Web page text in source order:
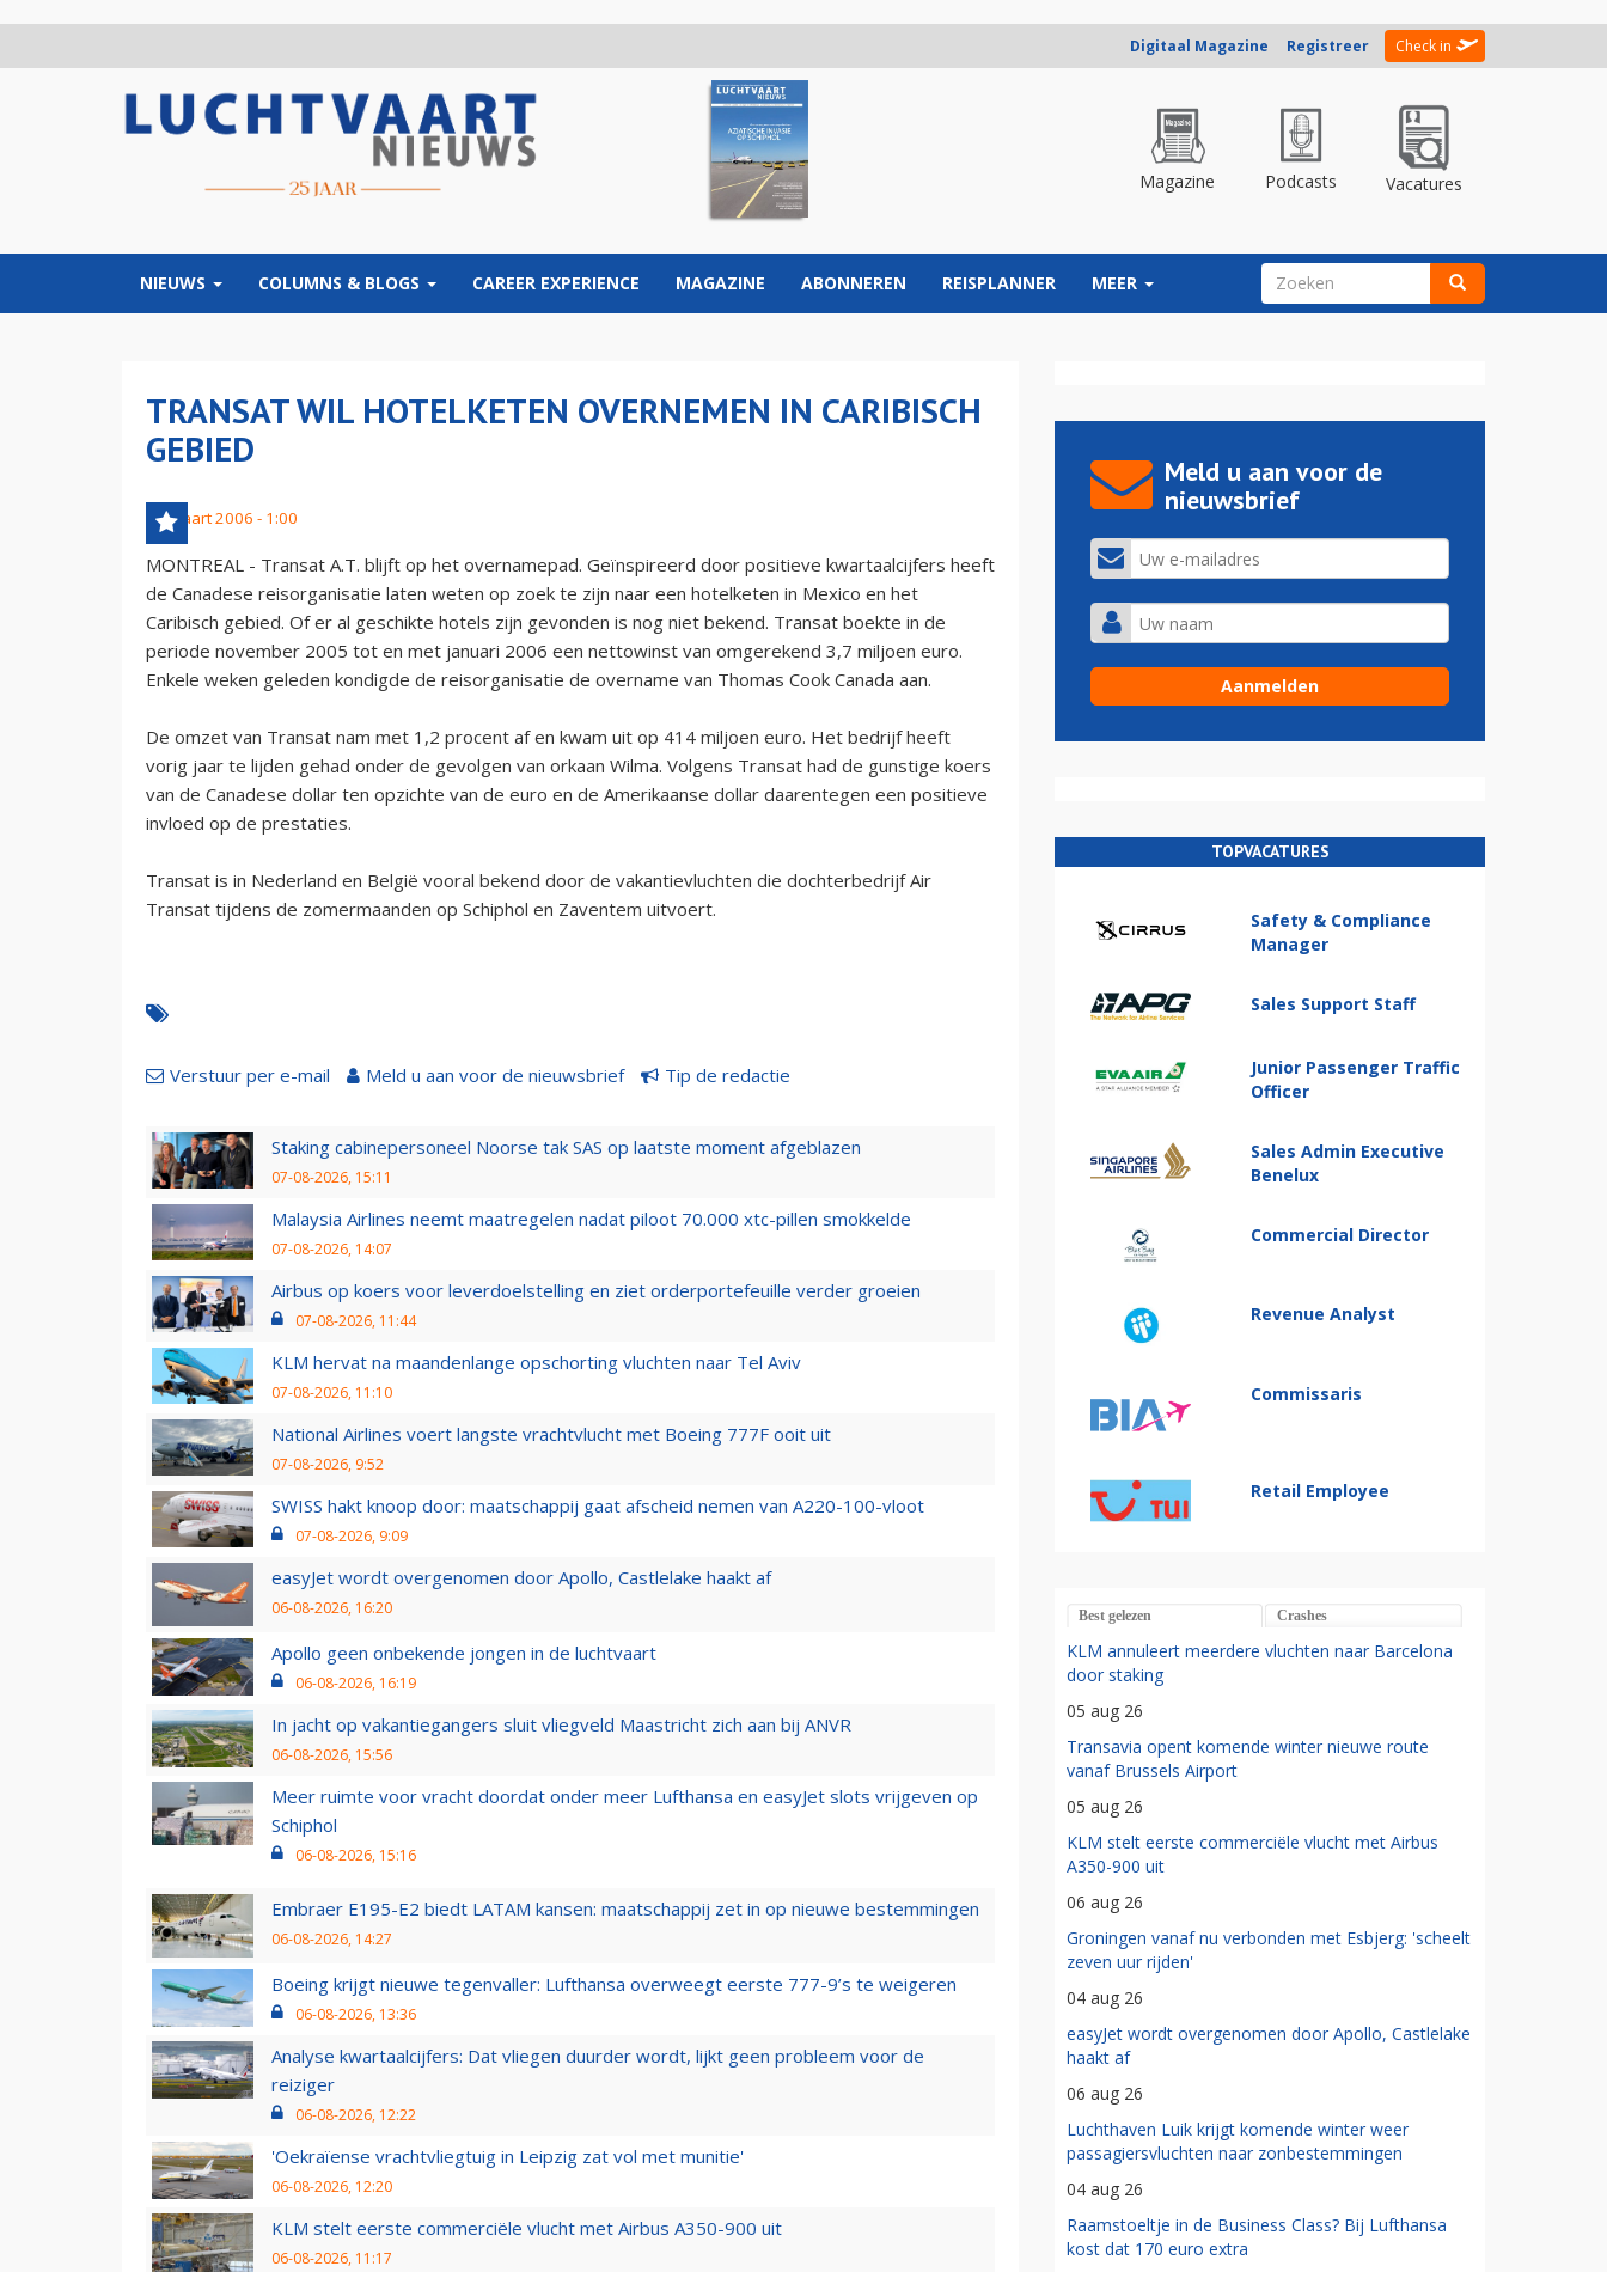
Digitaal Magazine Registreer Check in
Magazine Podcasts Vacatures
NIEUWS COLUMNS & BLOGS CAREER EXPERIENCE MAGAZINE ABONNEREN REISPLANNER MEER ZOEKVELD
TRANSAT WIL HOTELKETEN OVERNEMEN IN CARIBISCH
GEBIED
24 maart 2006 - 1:00
MONTREAL - Transat A.T. blijft op het overnamepad. Geïnspireerd door positieve kwartaalcijfers heeft
de Canadese reisorganisatie laten weten op zoek te zijn naar een hotelketen in Mexico en het
Caribisch gebied. Of er al geschikte hotels zijn gevonden is nog niet bekend. Transat boekte in de
periode november 2005 tot en met januari 2006 een nettowinst van omgerekend 3,7 miljoen euro.
Enkele weken geleden kondigde de reisorganisatie de overname van Thomas Cook Canada aan.
De omzet van Transat nam met 1,2 procent af en kwam uit op 414 miljoen euro. Het bedrijf heeft
vorig jaar te lijden gehad onder de gevolgen van orkaan Wilma. Volgens Transat had de gunstige koers
van de Canadese dollar ten opzichte van de euro en de Amerikaanse dollar daarentegen een positieve
invloed op de prestaties.
Transat is in Nederland en België vooral bekend door de vakantievluchten die dochterbedrijf Air
Transat tijdens de zomermaanden op Schiphol en Zaventem uitvoert.
Verstuur per e-mail Meld u aan voor de nieuwsbrief Tip de redactie
Staking cabinepersoneel Noorse tak SAS op laatste moment afgeblazen
07-08-2026, 15:11
Malaysia Airlines neemt maatregelen nadat piloot 70.000 xtc-pillen smokkelde
07-08-2026, 14:07
Airbus op koers voor leverdoelstelling en ziet orderportefeuille verder groeien
07-08-2026, 11:44
KLM hervat na maandenlange opschorting vluchten naar Tel Aviv
07-08-2026, 11:10
National Airlines voert langste vrachtvlucht met Boeing 777F ooit uit
07-08-2026, 9:52
SWISS hakt knoop door: maatschappij gaat afscheid nemen van A220-100-vloot
07-08-2026, 9:09
easyJet wordt overgenomen door Apollo, Castlelake haakt af
06-08-2026, 16:20
Apollo geen onbekende jongen in de luchtvaart
06-08-2026, 16:19
In jacht op vakantiegangers sluit vliegveld Maastricht zich aan bij ANVR
06-08-2026, 15:56
Meer ruimte voor vracht doordat onder meer Lufthansa en easyJet slots vrijgeven op
Schiphol
06-08-2026, 15:16
Embraer E195-E2 biedt LATAM kansen: maatschappij zet in op nieuwe bestemmingen
06-08-2026, 14:27
Boeing krijgt nieuwe tegenvaller: Lufthansa overweegt eerste 777-9’s te weigeren
06-08-2026, 13:36
Analyse kwartaalcijfers: Dat vliegen duurder wordt, lijkt geen probleem voor de
reiziger
06-08-2026, 12:22
'Oekraïense vrachtvliegtuig in Leipzig zat vol met munitie'
06-08-2026, 12:20
KLM stelt eerste commerciële vlucht met Airbus A350-900 uit
06-08-2026, 11:17
Meld u aan voor de
nieuwsbrief
TOPVACATURES
Safety & Compliance
Manager
Sales Support Staff
Junior Passenger Traffic
Officer
Sales Admin Executive
Benelux
Commercial Director
Revenue Analyst
Commissaris
Retail Employee
Best gelezen Crashes
KLM annuleert meerdere vluchten naar Barcelona
door staking
05 aug 26
Transavia opent komende winter nieuwe route
vanaf Brussels Airport
05 aug 26
KLM stelt eerste commerciële vlucht met Airbus
A350-900 uit
06 aug 26
Groningen vanaf nu verbonden met Esbjerg: 'scheelt
zeven uur rijden'
04 aug 26
easyJet wordt overgenomen door Apollo, Castlelake
haakt af
06 aug 26
Luchthaven Luik krijgt komende winter weer
passagiersvluchten naar zonbestemmingen
04 aug 26
Raamstoeltje in de Business Class? Bij Lufthansa
kost dat 170 euro extra